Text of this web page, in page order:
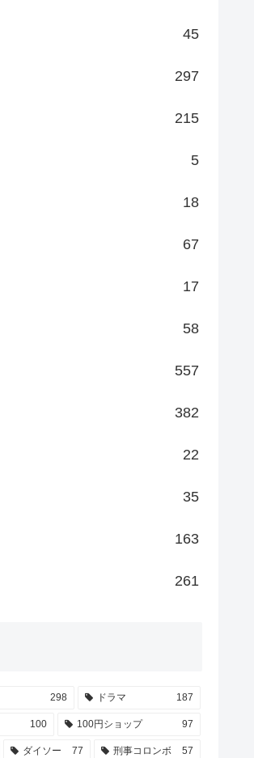
45
297
215
5
18
67
17
58
557
382
22
35
163
261
298 ドラマ 187
100 100円ショップ 97
ダイソー 77 刑事コロンボ 57